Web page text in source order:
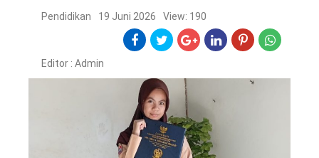
Pendidikan 19 Juni 2026 View: 190
Editor : Admin